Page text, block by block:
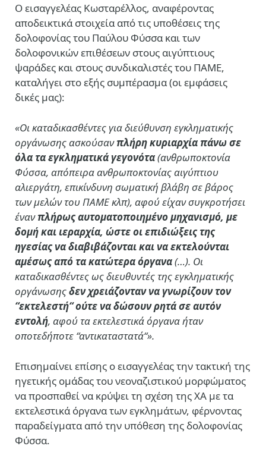
Ο εισαγγελέας Κωσταρέλλος, αναφέροντας
αποδεικτικά στοιχεία από τις υποθέσεις της
δολοφονίας του Παύλου Φύσσα και των
δολοφονικών επιθέσεων στους αιγύπτιους
ψαράδες και στους συνδικαλιστές του ΠΑΜΕ,
καταλήγει στο εξής συμπέρασμα (οι εμφάσεις
δικές μας):
«Οι καταδικασθέντες για διεύθυνση εγκληματικής
οργάνωσης ασκούσανπλήρη κυριαρχία πάνω σε
όλα τα εγκληματικά γεγονότα(ανθρωποκτονία
Φύσσα, απόπειρα ανθρωποκτονίας αιγύπτιου
αλιεργάτη, επικίνδυνη σωματική βλάβη σε βάρος
των μελών του ΠΑΜΕ κλπ), αφού είχαν συγκροτήσει
ένανπλήρως αυτοματοποιημένο μηχανισμό, με
δομή και ιεραρχία, ώστε οι επιδιώξεις της
ηγεσίας να διαβιβάζονται και να εκτελούνται
αμέσως από τα κατώτερα όργανα(…). Οι
καταδικασθέντες ως διευθυντές της εγκληματικής
οργάνωσηςδεν χρειάζονταν να γνωρίζουν τον
“εκτελεστή“ ούτε να δώσουν ρητά σε αυτόν
εντολή, αφού τα εκτελεστικά όργανα ήταν
οποτεδήποτε “αντικαταστατά“».
Επισημαίνει επίσης ο εισαγγελέας την τακτική της
ηγετικής ομάδας του νεοναζιστικού μορφώματος
να προσπαθεί να κρύψει τη σχέση της ΧΑ με τα
εκτελεστικά όργανα των εγκλημάτων, φέρνοντας
παραδείγματα από την υπόθεση της δολοφονίας
Φύσσα.